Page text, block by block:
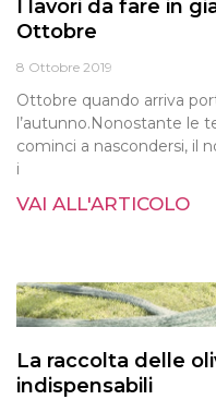
I lavori da fare in
Ottobre
8 Ottobre 2019
Ottobre quando arriva
l’autunno.Nonostante le
cominci a nascondersi, il
i
VAI ALL'ARTICOLO
La raccolta delle
indispensabili